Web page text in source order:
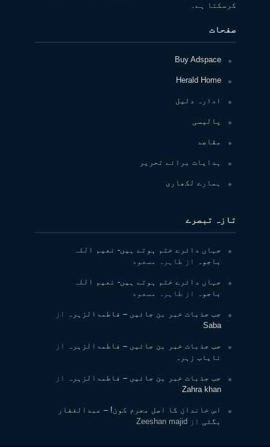
کرسکتا ہے۔
صفحات
Buy Adspace
Herald Home
ادارہ دلیل
پالیسی
مقاصد
ہدایات برائے تحریر
ہمارے لکھاری
تازہ تبصرے
جہاں دائرے ختم ہوتے ہیں- نعیم اللہ
باجوہ
از طاہرہ مسعود
جہاں دائرے ختم ہوتے ہیں- نعیم اللہ
باجوہ
از طاہرہ مسعود
جب جذبات خبر بن جائیں – فاطمۃالزہرہ
از
Saba
جب جذبات خبر بن جائیں – فاطمۃالزہرہ
از
نایاب زہرہ
جب جذبات خبر بن جائیں – فاطمۃالزہرہ
از
Zahra khan
اس خاندان کا اصل مجرم کون! – عبدالغفار
بگٹی از Zeeshan majid